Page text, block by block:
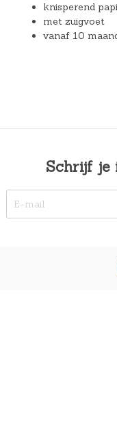
knisperend
met zuigvoet
vanaf 10
Schrijf je